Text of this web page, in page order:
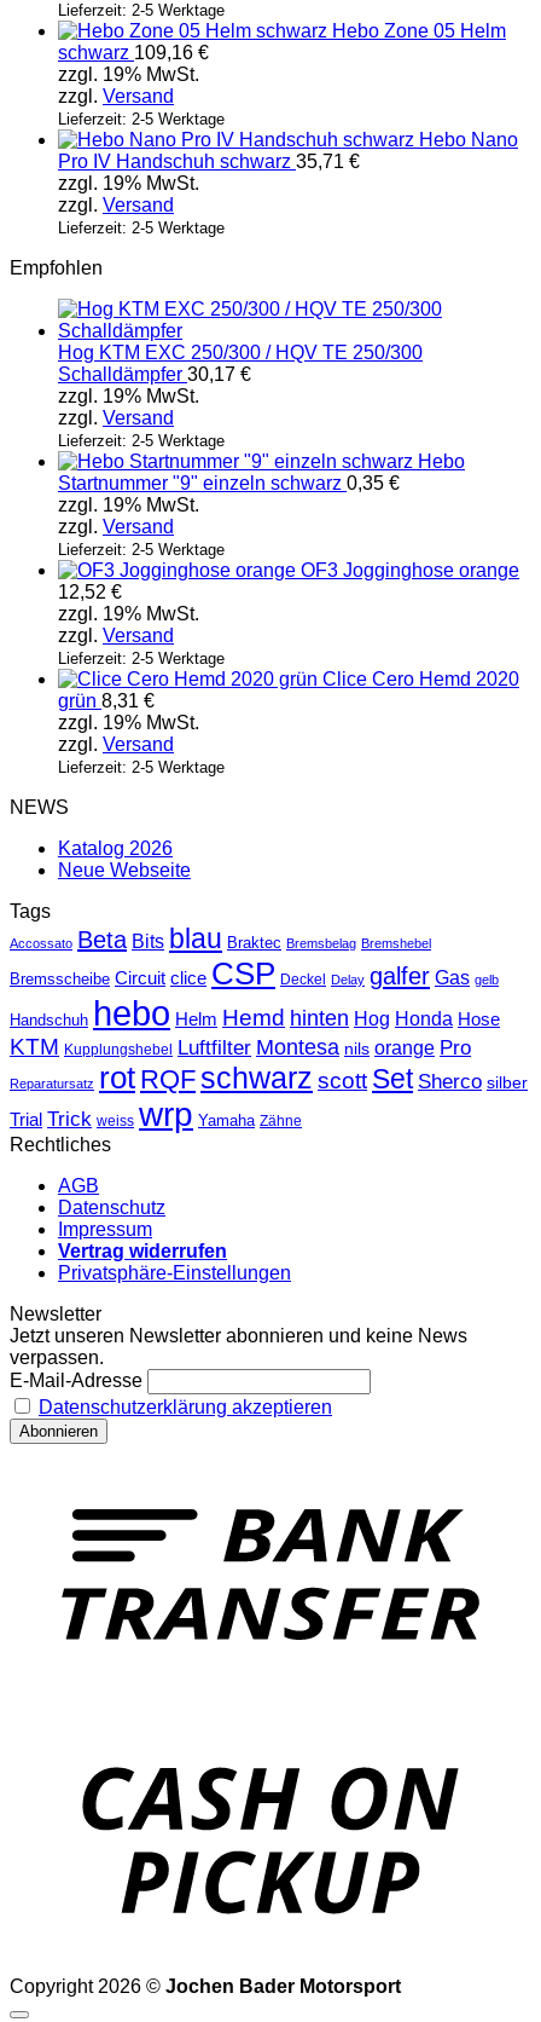
Lieferzeit: 2-5 Werktage
Hebo Zone 05 Helm
schwarz 109,16 €
zzgl. 19% MwSt.
zzgl. Versand
Lieferzeit: 2-5 Werktage
Hebo Nano
Pro IV Handschuh schwarz 35,71 €
zzgl. 19% MwSt.
zzgl. Versand
Lieferzeit: 2-5 Werktage
Empfohlen
Hog KTM EXC 250/300 / HQV TE 250/300
Schalldämpfer 30,17 €
zzgl. 19% MwSt.
zzgl. Versand
Lieferzeit: 2-5 Werktage
Hebo
Startnummer "9" einzeln schwarz 0,35 €
zzgl. 19% MwSt.
zzgl. Versand
Lieferzeit: 2-5 Werktage
OF3 Jogginghose orange
12,52 €
zzgl. 19% MwSt.
zzgl. Versand
Lieferzeit: 2-5 Werktage
Clice Cero Hemd 2020
grün 8,31 €
zzgl. 19% MwSt.
zzgl. Versand
Lieferzeit: 2-5 Werktage
NEWS
Katalog 2026
Neue Webseite
Tags
Accossato Beta Bits blau Braktec Bremsbelag Bremshebel
Bremsscheibe Circuit clice CSP Deckel Delay galfer Gas gelb
Handschuh hebo Helm Hemd hinten Hog Honda Hose
KTM Kupplungshebel Luftfilter Montesa nils orange Pro
Reparatursatz rot RQF schwarz scott Set Sherco silber
Trial Trick weiss wrp Yamaha Zähne
Rechtliches
AGB
Datenschutz
Impressum
Vertrag widerrufen
Privatsphäre-Einstellungen
Newsletter
Jetzt unseren Newsletter abonnieren und keine News
verpassen.
E-Mail-Adresse
Datenschutzerklärung akzeptieren
Copyright 2026 © Jochen Bader Motorsport